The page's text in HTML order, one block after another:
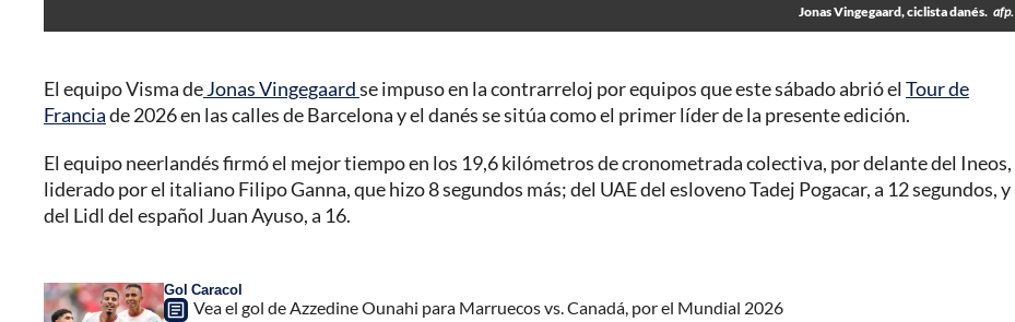
Jonas Vingegaard, ciclista danés. afp.
El equipo Visma deJonas Vingegaardse impuso en la contrarreloj por equipos que este sábado abrió el Tour de
Franciade 2026 en las calles de Barcelona y el danés se sitúa como el primer líder de la presente edición.
El equipo neerlandés firmó el mejor tiempo en los 19,6 kilómetros de cronometrada colectiva, por delante del Ineos,
liderado por el italiano Filipo Ganna, que hizo 8 segundos más; del UAE del esloveno Tadej Pogacar, a 12 segundos, y
del Lidl del español Juan Ayuso, a 16.
Gol Caracol
Vea el gol de Azzedine Ounahi para Marruecos vs. Canadá, por el Mundial 2026